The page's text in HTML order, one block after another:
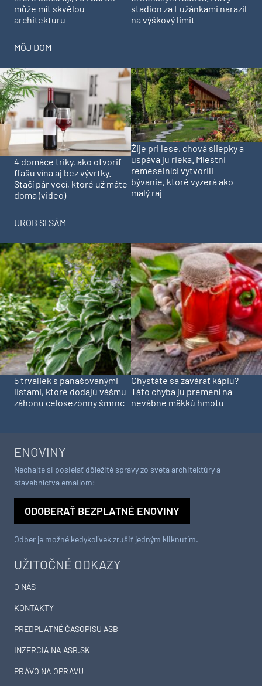
může mít skvělou
architekturu
stadion za Lužánkami narazil
na výškový limit
MÔJ DOM
4 domáce triky, ako otvoriť
fľašu vína aj bez vývrtky.
Stačí pár vecí, ktoré už máte
doma (video)
Žije pri lese, chová sliepky a
uspáva ju rieka. Miestni
remeselníci vytvorili
bývanie, ktoré vyzerá ako
malý raj
UROB SI SÁM
5 trvaliek s panašovanými
listami, ktoré dodajú vášmu
záhonu celosezónny šmrnc
Chystáte sa zavárať kápiu?
Táto chyba ju premení na
nevábne mäkkú hmotu
UŽITOČNÉ ODKAZY
O NÁS
KONTAKTY
PREDPLATNÉ ČASOPISU ASB
INZERCIA NA ASB.SK
PRÁVO NA OPRAVU
ENOVINY
Nechajte si posielať dôležité správy zo sveta architektúry a
stavebníctva emailom:
ODOBERAŤ BEZPLATNÉ ENOVINY
Odber je možné kedykoľvek zrušiť jedným kliknutím.